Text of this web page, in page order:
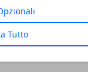
Tutto
del